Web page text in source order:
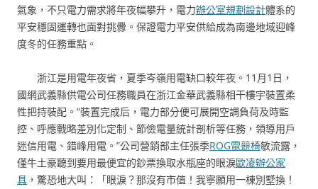
氣象，不只電力需求將年夜幅攀升，電力辦公室規劃設計體系的
平安穩固運轉也面對挑釁。保證電力平安供給成為南邊地域迎峰
度冬的任務重點。
浙江是用電年夜省，夏季岑嶺用電缺口較年夜。11月1日，
國網武義縣供電公司任務職員在浙江金華武義縣相干樓宇裝置柔
性把持裝配。“裝置完成后，電力部分便可展開空調負荷及時監
控、呼應戰略差別化定制、節儉電量統計剖析等任務，領導用戶
迷信用電、錯峰用電。”公司營銷部主任張季ROG電競椅敏流露，
僅牛土豪聽到要用最便宜的鈔票換取水瓶座的眼淚歐凌辦公家
具 ，驚恐地大叫：「眼淚？那沒有市值！我寧願用一棟別墅換！